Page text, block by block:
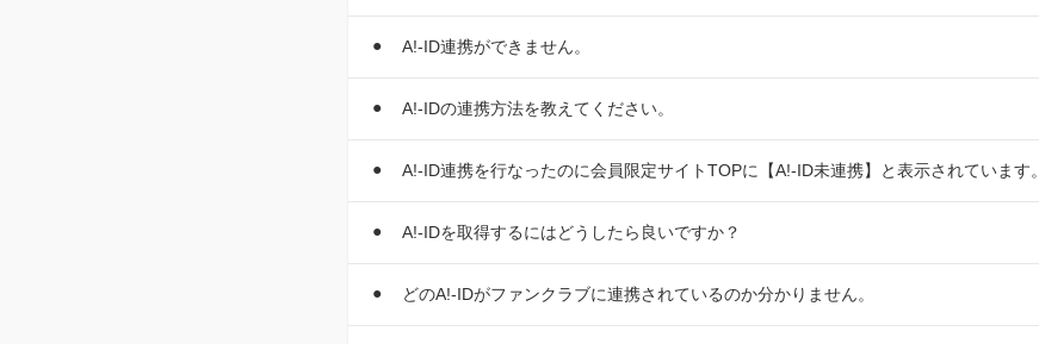
A!-ID連携ができません。
A!-IDの連携方法を教えてください。
A!-ID連携を行なったのに会員限定サイトTOPに【A!-ID未連携】と表示されています。
A!-IDを取得するにはどうしたら良いですか？
どのA!-IDがファンクラブに連携されているのか分かりません。